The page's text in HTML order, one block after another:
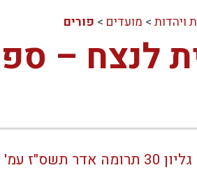
ויהדות> מועדים > פורים
לנצח –
עמ' 7